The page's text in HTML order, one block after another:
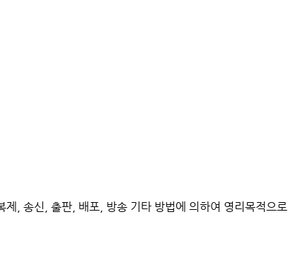
제, 송신, 출판, 배포, 방송 기타 방법에 의하여 영리목적으로